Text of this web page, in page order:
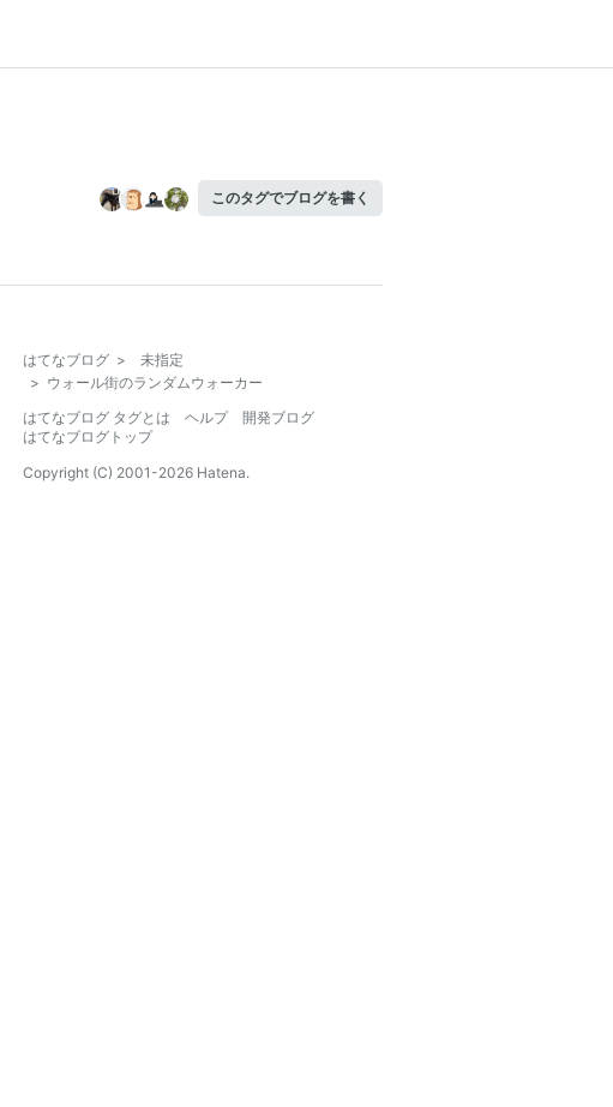
このタグでブログを書く
はてなブログ >
未指定
> ウォール街のランダムウォーカー
はてなブログ タグとは
ヘルプ
開発ブログ
はてなブログトップ
Copyright (C) 2001-2026 Hatena.